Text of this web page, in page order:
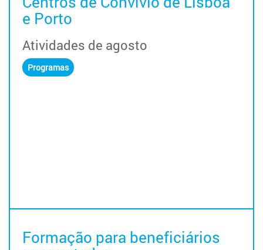
e Porto
Atividades de agosto
Programas
Formação para beneficiários